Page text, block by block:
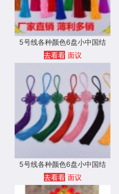
5号线各种颜色6盘小中国结
去看看 面议
5号线各种颜色6盘小中国结
去看看 面议